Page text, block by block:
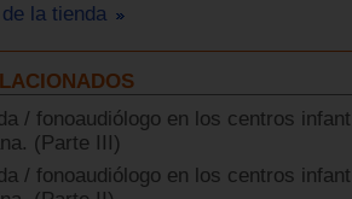
la tienda
/ fonoaudiólogo en los centros
(Parte III)
/ fonoaudiólogo en los centros